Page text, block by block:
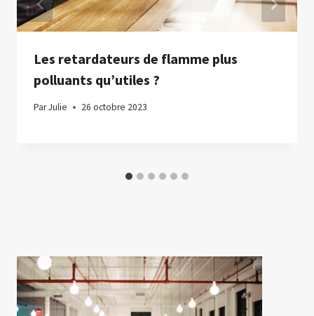
Les retardateurs de flamme plus
polluants qu’utiles ?
ParJulie 26 octobre 2023